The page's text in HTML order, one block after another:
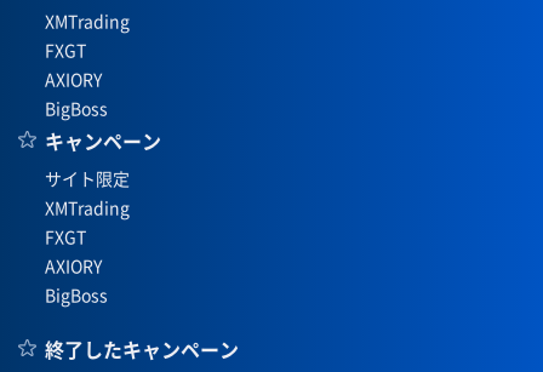
XMTrading
FXGT
AXIORY
BigBoss
キャンペーン
サイト限定
XMTrading
FXGT
AXIORY
BigBoss
終了したキャンペーン